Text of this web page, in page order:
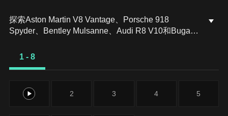
探索Aston Martin V8 Vantage、Porsche 918
Spyder、Bentley Mulsanne、Audi R8 V10和Bugatti
級跑車。每款車都擁有其獨特的優雅與性能，讓人留
1 - 8
1 2 3 4 5